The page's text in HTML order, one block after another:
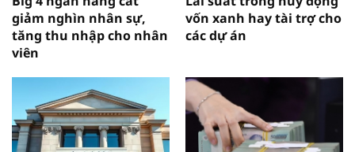
giảm nghìn nhân sự,
tăng thu nhập cho nhân
viên
vốn xanh hay tài trợ cho
các dự án